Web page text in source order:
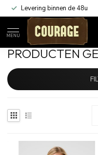
Levering binnen de 48u
MENU
Home Tags / blouse
PRODUCTEN